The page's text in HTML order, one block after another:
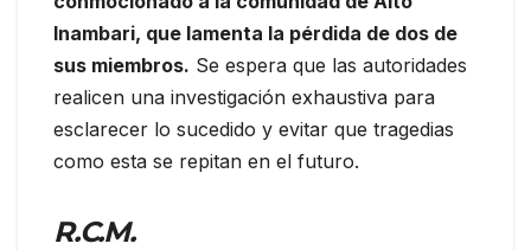
Inambari, que lamenta la pérdida de dos de
sus miembros. Se espera que las autoridades
realicen una investigación exhaustiva para
esclarecer lo sucedido y evitar que tragedias
como esta se repitan en el futuro.
R.C.M.